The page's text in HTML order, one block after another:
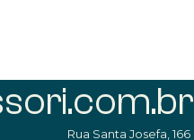
Rua Santa Josefa, 166